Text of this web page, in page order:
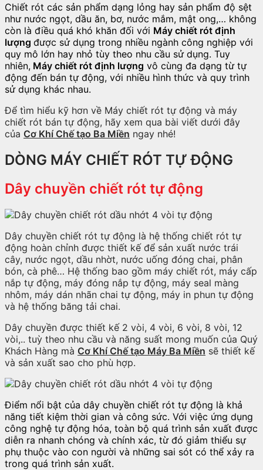
Chiết rót các sản phẩm dạng lỏng hay sản phẩm độ sệt
như nước ngọt, dầu ăn, bơ, nước mắm, mật ong,… không
còn là điều quá khó khăn đối với Máy chiết rót định
lượng được sử dụng trong nhiều ngành công nghiệp với
quy mô lớn hay nhỏ tùy theo nhu cầu sử dụng. Tuy
nhiên, Máy chiết rót định lượng vô cùng đa dạng từ tự
động đến bán tự động, với nhiều hình thức và quy trình
sử dụng khác nhau.
Để tìm hiểu kỹ hơn về Máy chiết rót tự động và máy
chiết rót bán tự động, hãy xem qua bài viết dưới đây
của Cơ Khí Chế tạo Ba Miền ngay nhé!
DÒNG MÁY CHIẾT RÓT TỰ ĐỘNG
Dây chuyền chiết rót tự động
Dây chuyền chiết rót tự động là hệ thống chiết rót tự
động hoàn chỉnh được thiết kế để sản xuất nước trái
cây, nước ngọt, dầu nhờt, nước uống đóng chai, phân
bón, cà phê… Hệ thống bao gồm máy chiết rót, máy cấp
nắp tự động, máy đóng nắp tự động, máy seal màng
nhôm, máy dán nhãn chai tự động, máy in phun tự động
và hệ thống băng tải chai.
Dây chuyền được thiết kế 2 vòi, 4 vòi, 6 vòi, 8 vòi, 12
vòi,.. tuỳ theo nhu cầu và năng suất mong muốn của Quý
Khách Hàng mà Cơ Khí Chế tạo Máy Ba Miền sẽ thiết kế
và sản xuất sao cho phù hợp.
Điểm nổi bật của dây chuyền chiết rót tự động là khả
năng tiết kiệm thời gian và công sức. Với việc ứng dụng
công nghệ tự động hóa, toàn bộ quá trình sản xuất được
diễn ra nhanh chóng và chính xác, từ đó giảm thiểu sự
phụ thuộc vào con người và những sai sót có thể xảy ra
trong quá trình sản xuất.